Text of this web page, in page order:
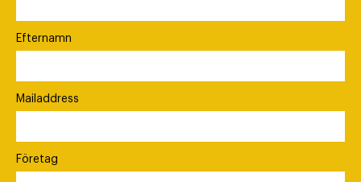
Efternamn
Mailaddress
Företag